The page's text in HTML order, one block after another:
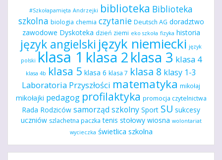
#Szkołapamięta Andrzejki biblioteka Biblioteka
szkolna biologia chemia czytanie Deutsch AG doradztwo
zawodowe Dyskoteka dzień ziemi eko szkoła fizyka historia
język angielski język niemiecki język
polski klasa 1 klasa 2klasa 3 klasa 4
klasa 4b klasa 5 klasa 6 klasa 7 klasa 8 klasy 1-3
Laboratoria Przyszłości matematyka mikołaj
mikołajki pedagog profilaktyka promocja czytelnictwa
Rada Rodziców samorząd szkolny Sport SU sukcesy
uczniów szlachetna paczka tenis stołowy wiosna wolontariat
wycieczka świetlica szkolna